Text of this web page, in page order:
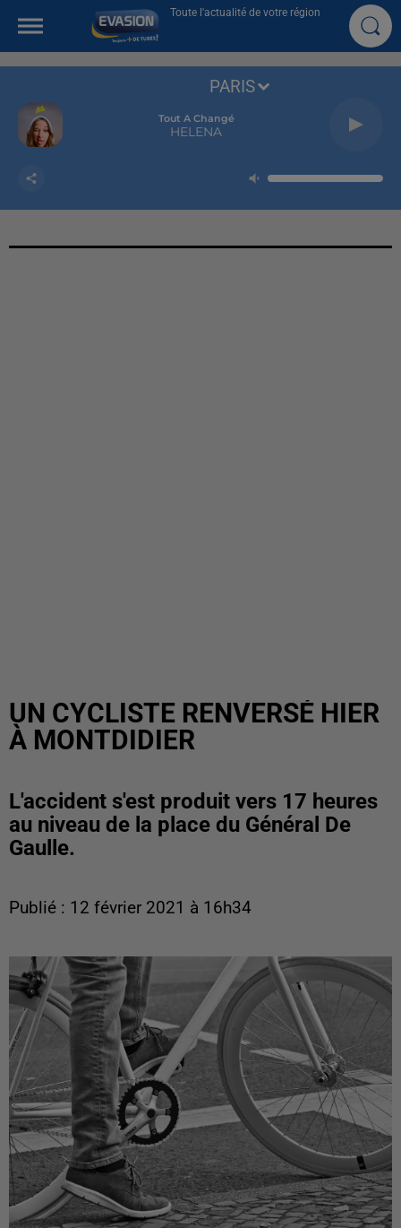
Toute l'actualité de votre région
Tout A Changé
HELENA
PARIS
UN CYCLISTE RENVERSÉ HIER
À MONTDIDIER
L'accident s'est produit vers 17 heures
au niveau de la place du Général De
Gaulle.
Publié : 12 février 2021 à 16h34